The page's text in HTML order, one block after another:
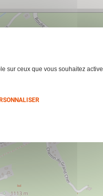
sur ceux que vous souhaitez